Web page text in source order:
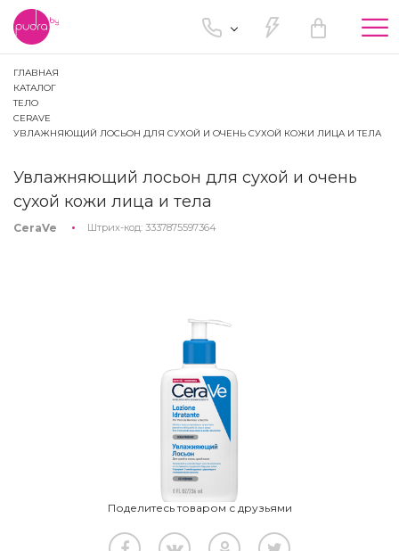
ГЛАВНАЯ
КАТАЛОГ
ТЕЛО
CERAVE
УВЛАЖНЯЮЩИЙ ЛОСЬОН ДЛЯ СУХОЙ И ОЧЕНЬ СУХОЙ КОЖИ ЛИЦА И ТЕЛА
Увлажняющий лосьон для сухой и очень
сухой кожи лица и тела
CeraVe Штрих-код: 3337875597364
Поделитесь товаром с друзьями